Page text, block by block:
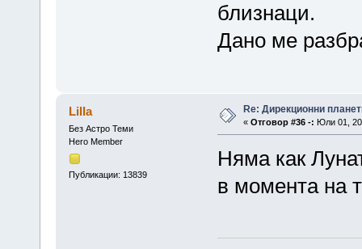
близнаци.
Дано ме
Lilla
Без Астро Теми
Hero Member
Публикации: 13839
Re: Дирекционни
« Отговор #36 -: Юли 01,
Няма как
в момента на